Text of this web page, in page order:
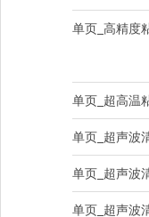
单页_高精度
单页_超高温
单页_超声波
单页_超声波
单页_超声波